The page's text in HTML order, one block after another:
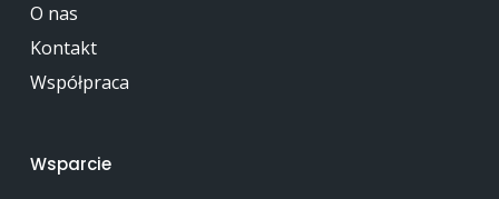
O nas
Kontakt
Współpraca
Wsparcie